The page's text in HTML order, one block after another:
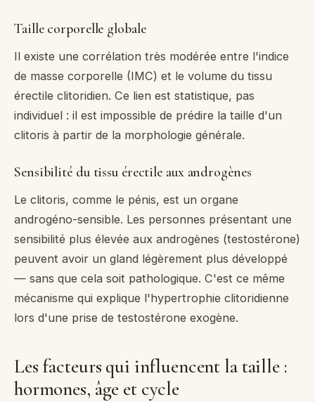
Taille corporelle globale
Il existe une corrélation très modérée entre l'indice
de masse corporelle (IMC) et le volume du tissu
érectile clitoridien. Ce lien est statistique, pas
individuel : il est impossible de prédire la taille d'un
clitoris à partir de la morphologie générale.
Sensibilité du tissu érectile aux androgènes
Le clitoris, comme le pénis, est un organe
androgéno-sensible. Les personnes présentant une
sensibilité plus élevée aux androgènes (testostérone)
peuvent avoir un gland légèrement plus développé
— sans que cela soit pathologique. C'est ce même
mécanisme qui explique l'hypertrophie clitoridienne
lors d'une prise de testostérone exogène.
Les facteurs qui influencent la taille :
hormones, âge et cycle